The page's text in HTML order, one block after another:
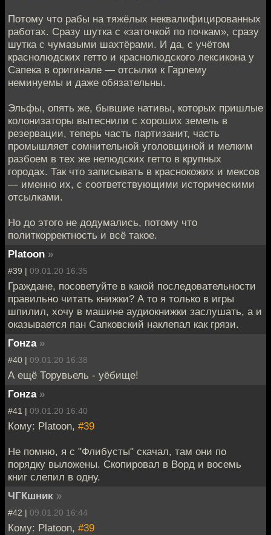
Потому что рабы на тяжёлых неквалифицированных
работах. Сразу шутка с «заточкой по почкам», сразу
шутка с чумазыми шахтёрами. И да, с учётом
краснолюдских гетто и краснолюдского лексикона у
Сапека в оригинале — отсылки к Гарлему
неминуемы и даже обязательны.
Эльфы, опять же, бывшие нативы, которых пришлые
колонизаторы вытеснили с хороших земель в
резервации, теперь часть партизанит, часть
промышляет сомнительной уголовщиной и мелким
разбоем в тех же нелюдских гетто в крупных
городах. Так что записывать в краснокожих и мексов
— именно их, с соответствующими историческими
отсылками.
Но до этого не додумались, потому что
политкорректность и всё такое.
Platoon »
#39 | 09.01.20 16:35
Граждане, посоветуйте в какой последовательности
правильно читать книжки? А то я только в игры
шпилил, хочу в машине аудиокнижки заслушать, а и
оказывается пан Сапковский наклепал как грязи.
Гонzа »
#40 | 09.01.20 16:38
А ещё Торувьель - уёбище!
Гонzа »
#41 | 09.01.20 16:40
Кому: Platoon, #39
Не помню, я с "Флибусты" скачал, там они по
порядку выложены. Скопировал в Ворд и восемь
книг слепил в одну.
ЧГКшник »
#42 | 09.01.20 16:44
Кому: Platoon, #39